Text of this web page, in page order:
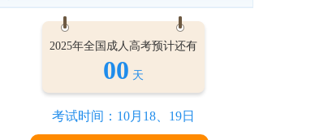
2025年全国成人高考预计还有
00 天
考试时间：10月18、19日